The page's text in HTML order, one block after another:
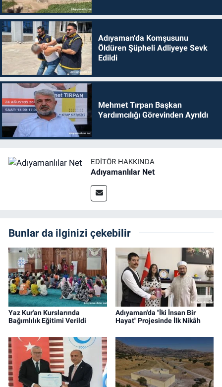
Adıyaman'da Komşusunu
Öldüren Şüpheli Adliyeye Sevk
Edildi
Mehmet Tırpan Başkan
Yardımcılığı Görevinden Ayrıldı
EDITÖR HAKKINDA
Adıyamanlılar Net
Bunlar da ilginizi çekebilir
Yaz Kur'an Kurslarında
Bağımlılık Eğitimi Verildi
Adıyaman'da "İki İnsan Bir
Hayat" Projesinde İlk Nikâh